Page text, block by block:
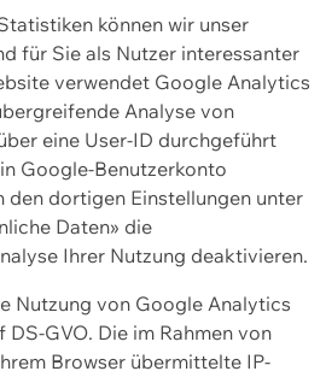
können wir unser
für Sie als Nutzer interessanter
verwendet Google Analytics
Analyse von
eine User-ID durchgeführt
Google-Benutzerkonto
den dortigen Einstellungen unter
Daten» die
Ihrer Nutzung deaktivieren.
Nutzung von Google Analytics
DS-GVO. Die im Rahmen von
Browser übermittelte IP-